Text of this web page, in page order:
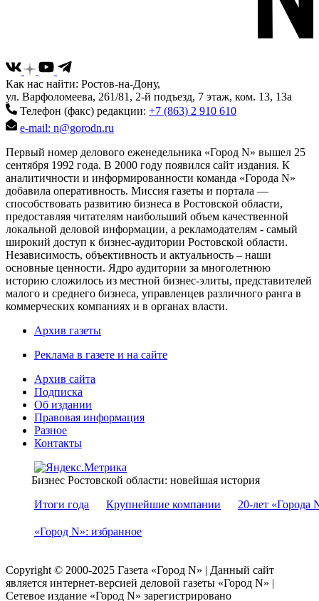
Как нас найти: Ростов-на-Дону,
ул. Варфоломеева, 261/81, 2-й подъезд, 7 этаж, ком. 13, 13а
Телефон (факс) редакции: +7 (863) 2 910 610
e-mail: n@gorodn.ru
Первый номер делового еженедельника «Город N» вышел 25
сентября 1992 года. В 2000 году появился сайт издания. К
аналитичности и информированности команда «Города N»
добавила оперативность. Миссия газеты и портала —
способствовать развитию бизнеса в Ростовской области,
предоставляя читателям наибольший объем качественной
локальной деловой информации, а рекламодателям - самый
широкий доступ к бизнес-аудитории Ростовской области.
Независимость, объективность и актуальность – наши
основные ценности. Ядро аудитории за многолетнюю
историю сложилось из местной бизнес-элиты, представителей
малого и среднего бизнеса, управленцев различного ранга в
коммерческих компаниях и в органах власти.
Архив газеты
Реклама в газете и на сайте
Архив сайта
Подписка
Об издании
Правовая информация
Разное
Контакты
Бизнес Ростовской области: новейшая история
Итоги года
Крупнейшие компании 20-лет «Города
«Город N»: избранное
Copyright © 2000-2025 Газета «Город N» | Данный сайт
является интернет-версией деловой газеты «Город N» |
Сетевое издание «Город N» зарегистрировано